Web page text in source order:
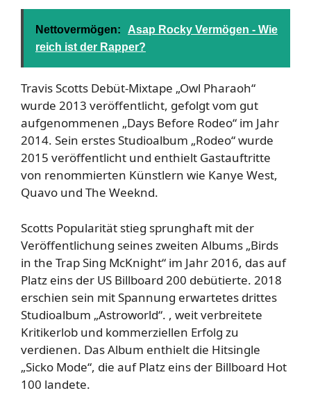
Nettovermögen:
Asap Rocky Vermögen - Wie
reich ist der Rapper?
Travis Scotts Debüt-Mixtape „Owl Pharaoh“
wurde 2013 veröffentlicht, gefolgt vom gut
aufgenommenen „Days Before Rodeo“ im Jahr
2014. Sein erstes Studioalbum „Rodeo“ wurde
2015 veröffentlicht und enthielt Gastauftritte
von renommierten Künstlern wie Kanye West,
Quavo und The Weeknd.
Scotts Popularität stieg sprunghaft mit der
Veröffentlichung seines zweiten Albums „Birds
in the Trap Sing McKnight“ im Jahr 2016, das auf
Platz eins der US Billboard 200 debütierte. 2018
erschien sein mit Spannung erwartetes drittes
Studioalbum „Astroworld“. , weit verbreitete
Kritikerlob und kommerziellen Erfolg zu
verdienen. Das Album enthielt die Hitsingle
„Sicko Mode“, die auf Platz eins der Billboard Hot
100 landete.